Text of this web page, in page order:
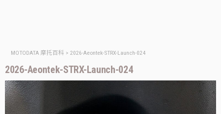
MOTODATA 摩托百科 > 2026-Aeontek-STRX-Launch-024
2026-Aeontek-STRX-Launch-024